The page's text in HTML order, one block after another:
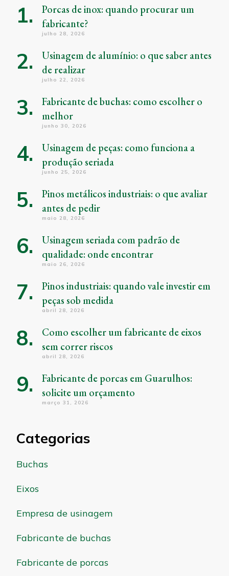
Porcas de inox: quando procurar um
fabricante?
julho 28, 2026
Usinagem de alumínio: o que saber antes
de realizar
julho 22, 2026
Fabricante de buchas: como escolher o
melhor
junho 30, 2026
Usinagem de peças: como funciona a
produção seriada
junho 25, 2026
Pinos metálicos industriais: o que avaliar
antes de pedir
maio 28, 2026
Usinagem seriada com padrão de
qualidade: onde encontrar
maio 26, 2026
Pinos industriais: quando vale investir em
peças sob medida
abril 28, 2026
Como escolher um fabricante de eixos
sem correr riscos
abril 28, 2026
Fabricante de porcas em Guarulhos:
solicite um orçamento
março 31, 2026
Categorias
Buchas
Eixos
Empresa de usinagem
Fabricante de buchas
Fabricante de porcas